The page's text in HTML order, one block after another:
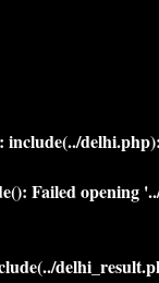
include(../
Failed opening